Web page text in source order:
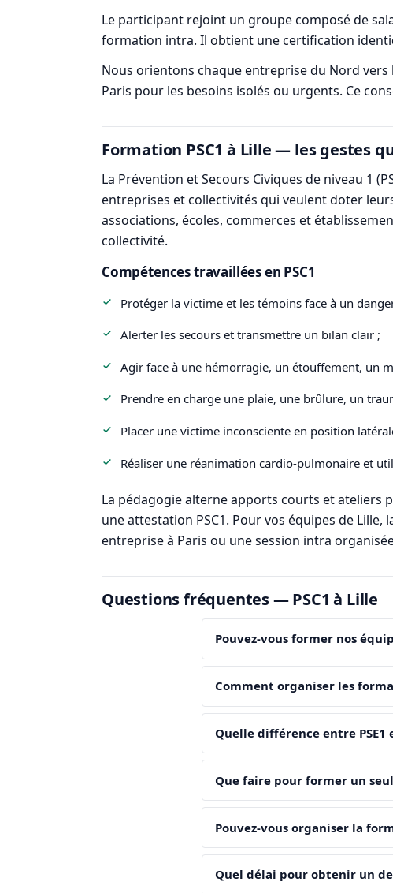
Le participant rejoint un groupe composé de
formation intra. Il obtient une certification
Nous orientons chaque entreprise du Nord
Paris pour les besoins isolés ou urgents. Ce
Formation PSC1 à Lille — les gestes
La Prévention et Secours Civiques de niveau 1
entreprises et collectivités qui veulent doter
associations, écoles, commerces et
collectivité.
Compétences travaillées en PSC1
Protéger la victime et les témoins face à un
Alerter les secours et transmettre un bilan clair ;
Agir face à une hémorragie, un étouffement, un
Prendre en charge une plaie, une brûlure, un
Placer une victime inconsciente en position
Réaliser une réanimation cardio-pulmonaire et
La pédagogie alterne apports courts et ateliers
une attestation PSC1. Pour vos équipes de
entreprise à Paris ou une session intra
Questions fréquentes — PSC1 à Lille
Pouvez-vous former nos
Comment organiser les
Quelle différence entre PSE1
Que faire pour former un
Pouvez-vous organiser la
Quel délai pour obtenir un